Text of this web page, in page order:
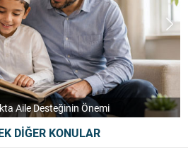
Aile Desteğinin Önemi
DİĞER KONULAR